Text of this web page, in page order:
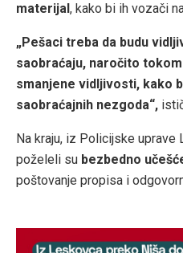
materijal , kako bi ih vozači
„Pešaci treba da budu
saobraćaju, naročito
smanjene vidljivosti, kako
saobraćajnih nezgoda“,
Na kraju, iz Policijske
poželeli su bezbedno
poštovanje propisa i